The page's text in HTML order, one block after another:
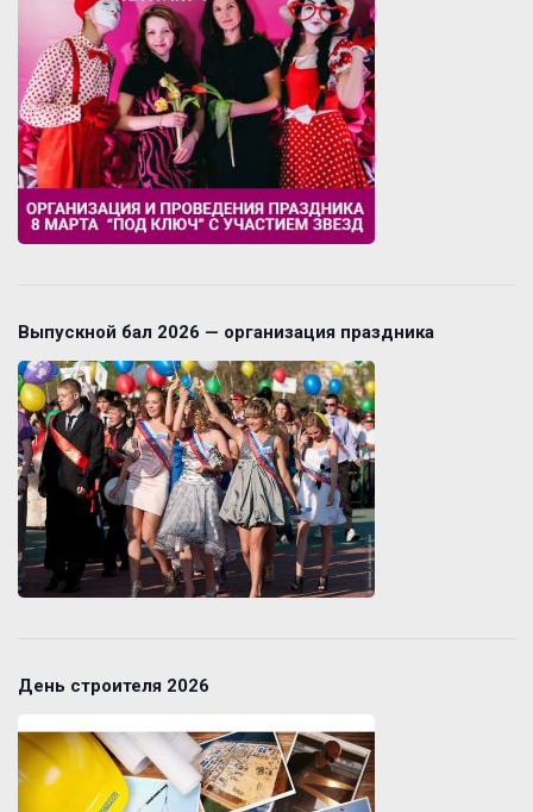
Выпускной бал 2026 — организация праздника
День строителя 2026